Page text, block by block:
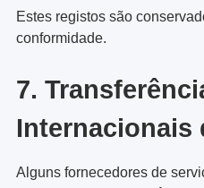
Estes registos são
conformidade.
7.
Internacionais
Alguns fornecedores de